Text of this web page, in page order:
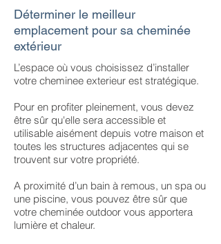
Déterminer le meilleur
emplacement pour sa cheminée
extérieur
L’espace où vous choisissez d’installer
votre cheminee exterieur est stratégique.
Pour en profiter pleinement, vous devez
être sûr qu'elle sera accessible et
utilisable aisément depuis votre maison et
toutes les structures adjacentes qui se
trouvent sur votre propriété.
A proximité d’un bain à remous, un spa ou
une piscine, vous pouvez être sûr que
votre cheminée outdoor vous apportera
lumière et chaleur.